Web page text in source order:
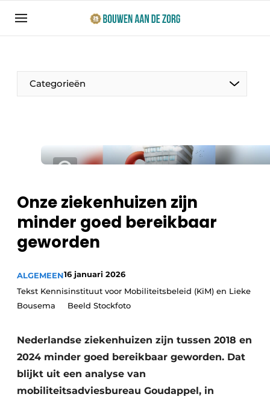
Aanmelden
Bedrijven
Bouwen aan de Zorg | Vakblad over bouw en
Direct contact
Jaarboek
Jubileumboek
Meest gelezen
Podcasts
Privacy / Cookie statement
Vacatures
Video’s
Categorieën
Productinformatie
Ziekenhuizen
Woonzorg & Verpleeghuizen
Privéklinieken
Laboratoria
Onze ziekenhuizen zijn
minder goed bereikbaar
geworden
ALGEMEEN16 januari 2026
Tekst Kennisinstituut voor Mobiliteitsbeleid (KiM) en Lieke
Bousema Beeld Stockfoto
Nederlandse ziekenhuizen zijn tussen 2018 en
2024 minder goed bereikbaar geworden. Dat
blijkt uit een analyse van
mobiliteitsadviesbureau Goudappel, in